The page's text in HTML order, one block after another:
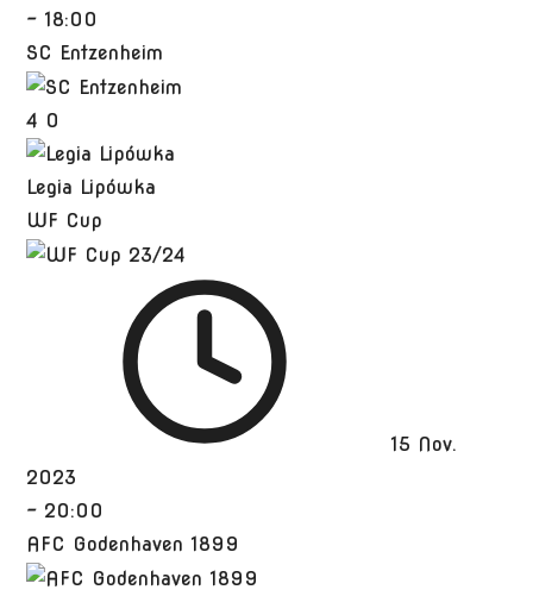
- 18:00
SC Entzenheim
4 0
Legia Lipówka
WF Cup
15 Nov.
2023
- 20:00
AFC Godenhaven 1899